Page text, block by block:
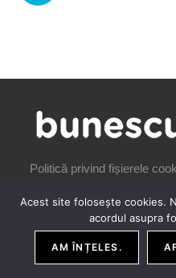
Politică privind fișierele
COPYRIGHT
Acest site folosește cookies.
acordul asupra
AM ÎNȚELES.